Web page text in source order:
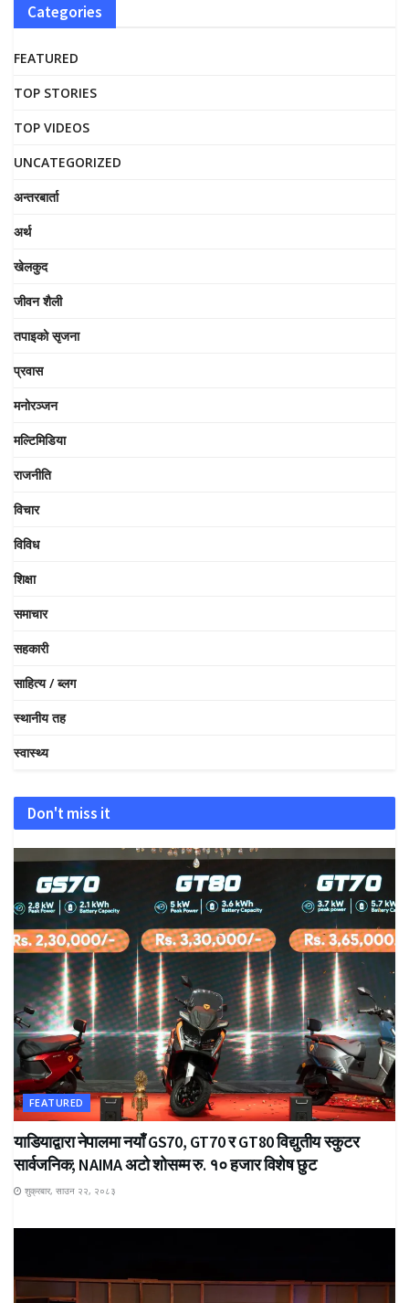
Categories
FEATURED
TOP STORIES
TOP VIDEOS
UNCATEGORIZED
अन्तरबार्ता
अर्थ
खेलकुद
जीवन शैली
तपाइको सृजना
प्रवास
मनोरञ्जन
मल्टिमिडिया
राजनीति
विचार
विविध
शिक्षा
समाचार
सहकारी
साहित्य / ब्लग
स्थानीय तह
स्वास्थ्य
Don't miss it
FEATURED
याडियाद्वारा नेपालमा नयाँ GS70, GT70 र GT80 विद्युतीय स्कुटर
सार्वजनिक; NAIMA अटो शोसम्म रु. १० हजार विशेष छुट
शुक्रबार, साउन २२, २०८३